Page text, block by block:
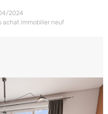
2024
achat immobilier neuf